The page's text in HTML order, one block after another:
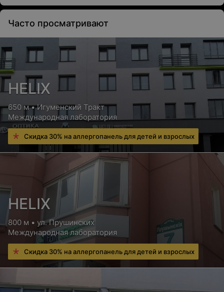
Часто просматривают
HELIX
650 м • Игуменский Тракт
Международная лаборатория
Скидка 30% на аллергопанель для детей и взрослых
HELIX
800 м • ул. Прушинских
Международная лаборатория
Скидка 30% на аллергопанель для детей и взрослых